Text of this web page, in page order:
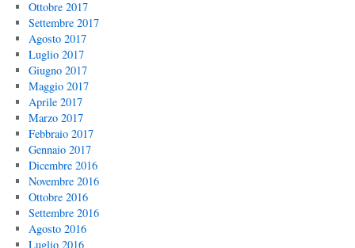
Ottobre 2017
Settembre 2017
Agosto 2017
Luglio 2017
Giugno 2017
Maggio 2017
Aprile 2017
Marzo 2017
Febbraio 2017
Gennaio 2017
Dicembre 2016
Novembre 2016
Ottobre 2016
Settembre 2016
Agosto 2016
Luglio 2016